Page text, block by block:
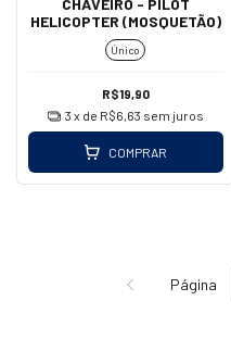
CHAVEIRO - PILOT
HELICOPTER (MOSQUETÃO)
Único
R$19,90
3 x de R$6,63 sem juros
COMPRAR
Página